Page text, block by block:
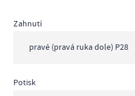
Zahnutí
Potisk